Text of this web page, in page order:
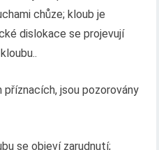
chůze; kloub je
dislokace se projevují
jsou pozorovány
se objeví zarudnutí;